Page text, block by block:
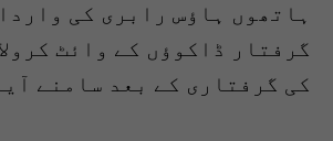
ہاتھوں ہاؤس رابری کی
گرفتار ڈاکوؤں کے وائٹ
کی گرفتاری کے بعد سامنے